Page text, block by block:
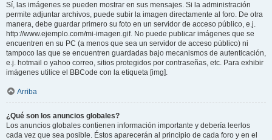
Sí, las imágenes se pueden mostrar en sus mensajes. Si la administración
permite adjuntar archivos, puede subir la imagen directamente al foro. De otra
manera, debe guardar primero su foto en un servidor de acceso público, e.j.
http://www.ejemplo.com/mi-imagen.gif. No puede publicar imágenes que se
encuentren en su PC (a menos que sea un servidor de acceso público) ni
tampoco las que se encuentren guardadas bajo mecanismos de autenticación,
e.j. hotmail o yahoo correo, sitios protegidos por contraseñas, etc. Para exhibir
imágenes utilice el BBCode con la etiqueta [img].
Arriba
¿Qué son los anuncios globales?
Los anuncios globales contienen información importante y debería leerlos
cada vez que sea posible. Éstos aparecerán al principio de cada foro y en el